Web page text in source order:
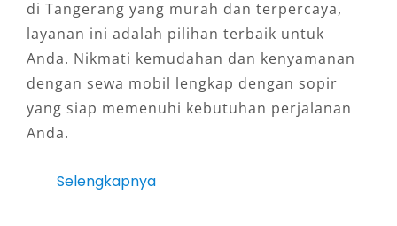
di Tangerang yang murah dan terpercaya,
layanan ini adalah pilihan terbaik untuk
Anda. Nikmati kemudahan dan kenyamanan
dengan sewa mobil lengkap dengan sopir
yang siap memenuhi kebutuhan perjalanan
Anda.
Selengkapnya